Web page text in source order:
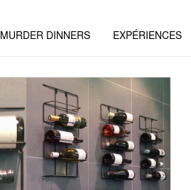
MURDER DINNERS EXPÉRIENCES